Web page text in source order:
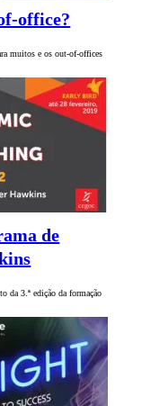
office?
muitos e os out-of-offices
de
da 3.ª edição da formação